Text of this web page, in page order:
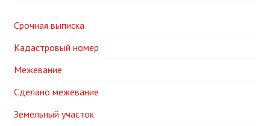
Срочная выписка
Кадастровый номер
Межевание
Сделано межевание
Земельный участок